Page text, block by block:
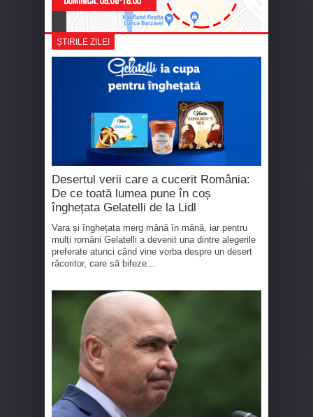
ȘTIRILE ZILEI
Desertul verii care a cucerit România:
De ce toată lumea pune în coș
înghețata Gelatelli de la Lidl
Vara și înghețata merg mână în mână, iar pentru
mulți români Gelatelli a devenit una dintre alegerile
preferate atunci când vine vorba despre un desert
răcoritor, care să bifeze...